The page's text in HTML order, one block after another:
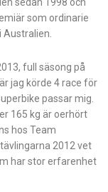
sedan 1998 och
som ordinarie
Australien.
full säsong på
jag körde 4 race för
passar mig.
165 kg är oerhört
hos Team
2012 vet
har stor erfarenhet